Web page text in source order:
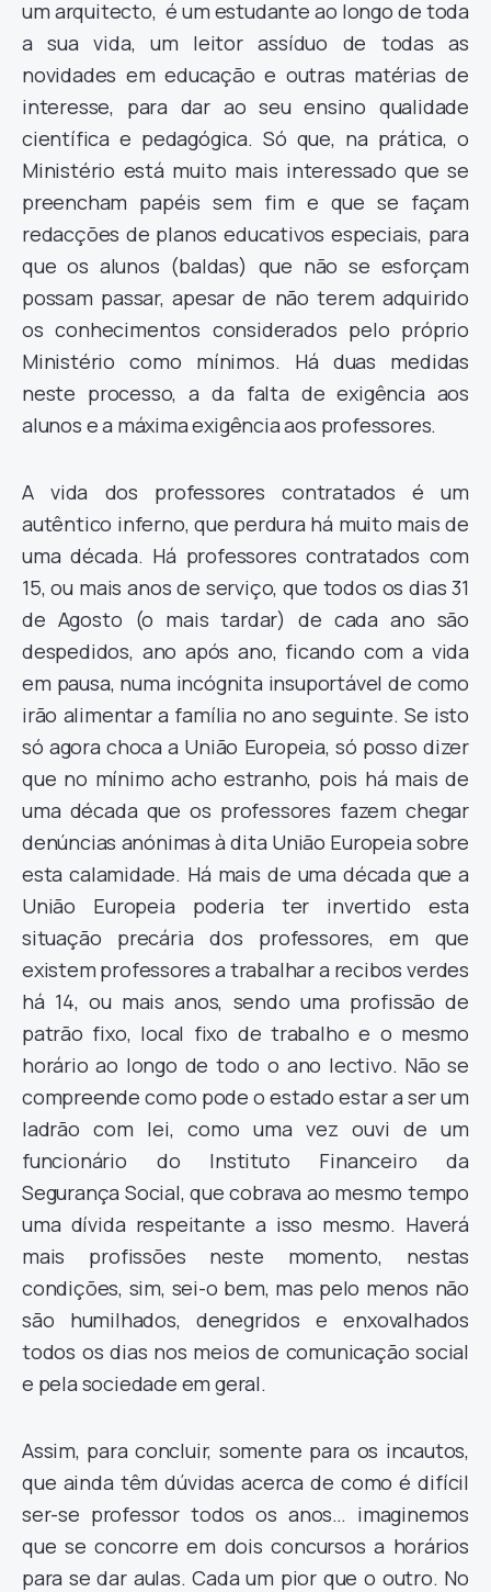
um arquitecto, é um estudante ao longo de toda
a sua vida, um leitor assíduo de todas as
novidades em educação e outras matérias de
interesse, para dar ao seu ensino qualidade
científica e pedagógica. Só que, na prática, o
Ministério está muito mais interessado que se
preencham papéis sem fim e que se façam
redacções de planos educativos especiais, para
que os alunos (baldas) que não se esforçam
possam passar, apesar de não terem adquirido
os conhecimentos considerados pelo próprio
Ministério como mínimos. Há duas medidas
neste processo, a da falta de exigência aos
alunos e a máxima exigência aos professores.
A vida dos professores contratados é um
autêntico inferno, que perdura há muito mais de
uma década. Há professores contratados com
15, ou mais anos de serviço, que todos os dias 31
de Agosto (o mais tardar) de cada ano são
despedidos, ano após ano, ficando com a vida
em pausa, numa incógnita insuportável de como
irão alimentar a família no ano seguinte. Se isto
só agora choca a União Europeia, só posso dizer
que no mínimo acho estranho, pois há mais de
uma década que os professores fazem chegar
denúncias anónimas à dita União Europeia sobre
esta calamidade. Há mais de uma década que a
União Europeia poderia ter invertido esta
situação precária dos professores, em que
existem professores a trabalhar a recibos verdes
há 14, ou mais anos, sendo uma profissão de
patrão fixo, local fixo de trabalho e o mesmo
horário ao longo de todo o ano lectivo. Não se
compreende como pode o estado estar a ser um
ladrão com lei, como uma vez ouvi de um
funcionário do Instituto Financeiro da
Segurança Social, que cobrava ao mesmo tempo
uma dívida respeitante a isso mesmo. Haverá
mais profissões neste momento, nestas
condições, sim, sei-o bem, mas pelo menos não
são humilhados, denegridos e enxovalhados
todos os dias nos meios de comunicação social
e pela sociedade em geral.
Assim, para concluir, somente para os incautos,
que ainda têm dúvidas acerca de como é difícil
ser-se professor todos os anos… imaginemos
que se concorre em dois concursos a horários
para se dar aulas. Cada um pior que o outro. No